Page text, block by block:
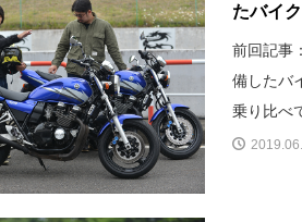
たバイ
前回記事
備したバ
乗り比べ